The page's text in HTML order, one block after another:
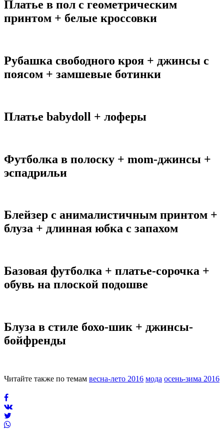
Платье в пол с геометрическим
принтом + белые кроссовки
Рубашка свободного кроя + джинсы с
поясом + замшевые ботинки
Платье babydoll + лоферы
Футболка в полоску + mom-джинсы +
эспадрильи
Блейзер с анималистичным принтом +
блуза + длинная юбка с запахом
Базовая футболка + платье-сорочка +
обувь на плоской подошве
Блуза в стиле бохо-шик + джинсы-
бойфренды
Читайте также по темам весна-лето 2016 мода осень-зима 2016